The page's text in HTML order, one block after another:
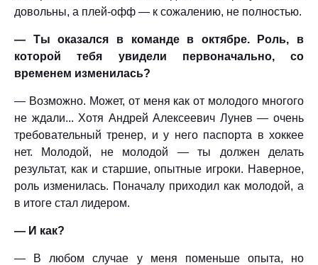
довольны, а плей-офф — к сожалению, не полностью.
— Ты оказался в команде в октябре. Роль, в
которой тебя увидели первоначально, со
временем изменилась?
— Возможно. Может, от меня как от молодого многого
не ждали... Хотя Андрей Алексеевич Лунев — очень
требовательный тренер, и у него паспорта в хоккее
нет. Молодой, не молодой — ты должен делать
результат, как и старшие, опытные игроки. Наверное,
роль изменилась. Поначалу приходил как молодой, а
в итоге стал лидером.
— И как?
— В любом случае у меня поменьше опыта, но